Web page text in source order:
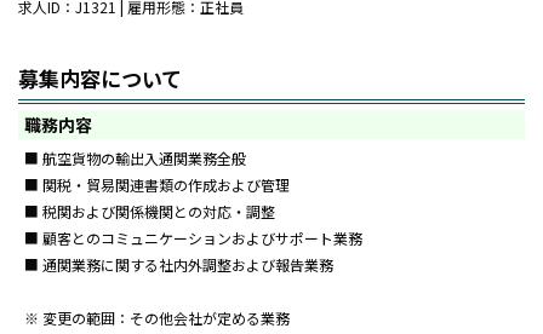
求人ID：J1321 | 雇用形態：正社員
募集内容について
職務内容
■ 航空貨物の輸出入通関業務全般
■ 関税・貿易関連書類の作成および管理
■ 税関および関係機関との対応・調整
■ 顧客とのコミュニケーションおよびサポート業務
■ 通関業務に関する社内外調整および報告業務
※ 変更の範囲：その他会社が定める業務